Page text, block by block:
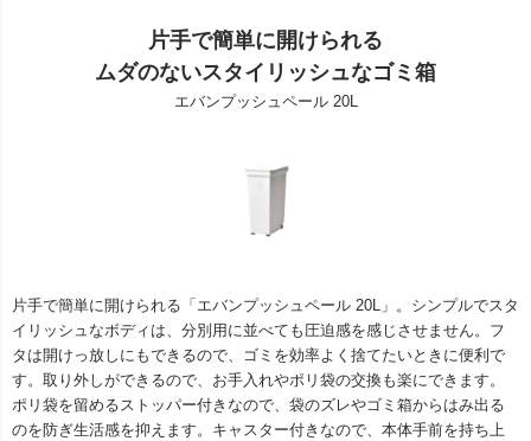
片手で簡単に開けられる
ムダのないスタイリッシュなゴミ箱
エバンプッシュペール 20L
片手で簡単に開けられる「エバンプッシュペール 20L」。シンプルでスタ
イリッシュなボディは、分別用に並べても圧迫感を感じさせません。フ
タは開けっ放しにもできるので、ゴミを効率よく捨てたいときに便利で
す。取り外しができるので、お手入れやポリ袋の交換も楽にできます。
ポリ袋を留めるストッパー付きなので、袋のズレやゴミ箱からはみ出る
のを防ぎ生活感を抑えます。キャスター付きなので、本体手前を持ち上